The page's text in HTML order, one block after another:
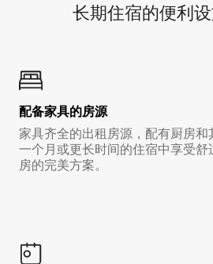
长期住宿的便利
配备家具的房源
家具齐全的出租房源，配有厨房
一个月或更长时间的住宿中享受舒
房的完美方案。